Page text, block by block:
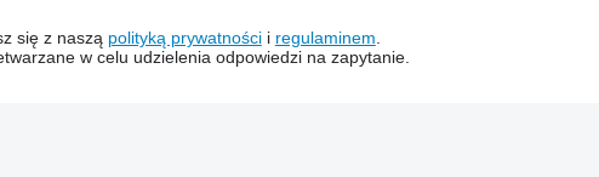
się z naszą polityką prywatnościi regulaminem
w celu udzielenia odpowiedzi na zapytanie.